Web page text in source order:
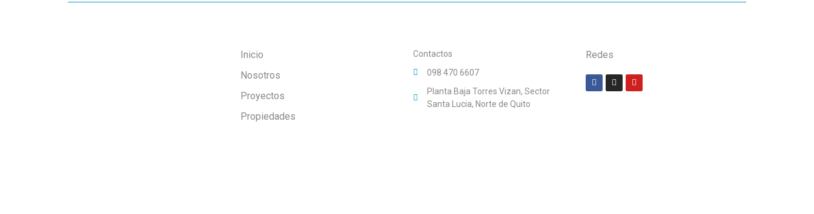
Inicio
Nosotros
Proyectos
Propiedades
Contactos
098 470 6607
Planta Baja Torres Vizan, Sector
Santa Lucia, Norte de Quito
Redes